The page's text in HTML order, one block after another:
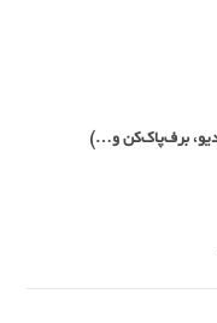
برف‌پاک‌کن و…)